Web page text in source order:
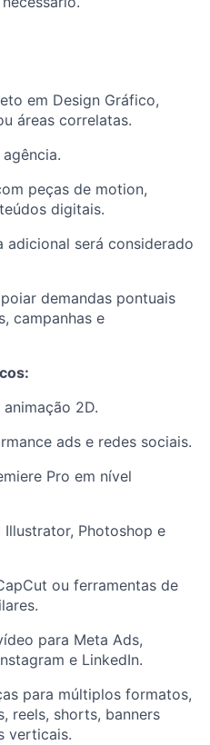
em Design Gráfico,
áreas correlatas.
peças de motion,
digitais.
adicional será considerado
demandas pontuais
campanhas e
2D.
ads e redes sociais.
Pro em nível
Illustrator, Photoshop e
ou ferramentas de
para Meta Ads,
e LinkedIn.
para múltiplos formatos,
reels, shorts, banners
verticais.